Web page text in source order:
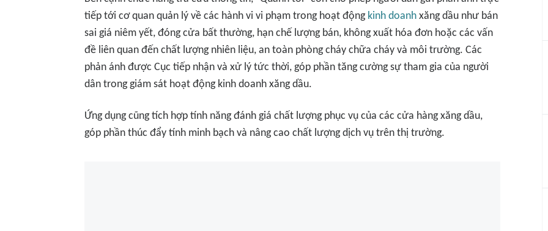
tiếp tới cơ quan quản lý về các hành vi vi phạm trong hoạt động kinh doanh xăng dầu như bán
sai giá niêm yết, đóng cửa bất thường, hạn chế lượng bán, không xuất hóa đơn hoặc các vấn
đề liên quan đến chất lượng nhiên liệu, an toàn phòng cháy chữa cháy và môi trường. Các
phản ánh được Cục tiếp nhận và xử lý tức thời, góp phần tăng cường sự tham gia của người
dân trong giám sát hoạt động kinh doanh xăng dầu.
Ứng dụng cũng tích hợp tính năng đánh giá chất lượng phục vụ của các cửa hàng xăng dầu,
góp phần thúc đẩy tính minh bạch và nâng cao chất lượng dịch vụ trên thị trường.